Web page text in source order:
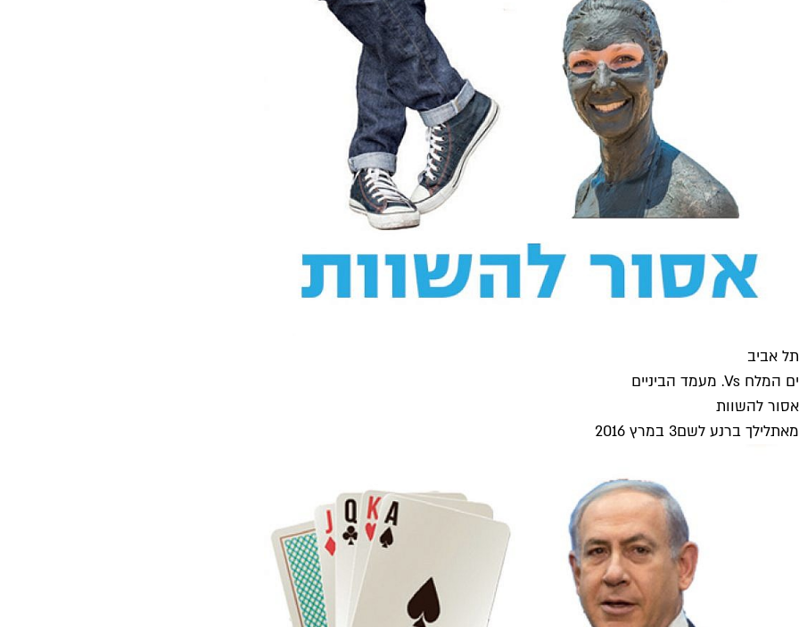
תל אביב
ים המלח Vs. מעמד הביניים
אסור להשוות
מאתלילך ברנע לשם3 במרץ 2016